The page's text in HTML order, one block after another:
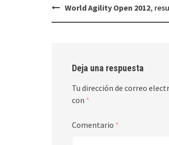
Navegación
de
World Agility Open 2012,
Deja una respuesta
Tu dirección de correo
con *
Comentario *